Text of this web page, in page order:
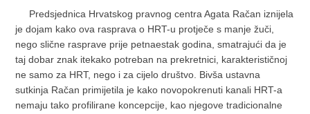
Predsjednica Hrvatskog pravnog centra Agata Račan iznijela
je dojam kako ova rasprava o HRT-u protječe s manje žuči,
nego slične rasprave prije petnaestak godina, smatrajući da je
taj dobar znak itekako potreban na prekretnici, karakterističnoj
ne samo za HRT, nego i za cijelo društvo. Bivša ustavna
sutkinja Račan primijetila je kako novopokrenuti kanali HRT-a
nemaju tako profilirane koncepcije, kao njegove tradicionalne